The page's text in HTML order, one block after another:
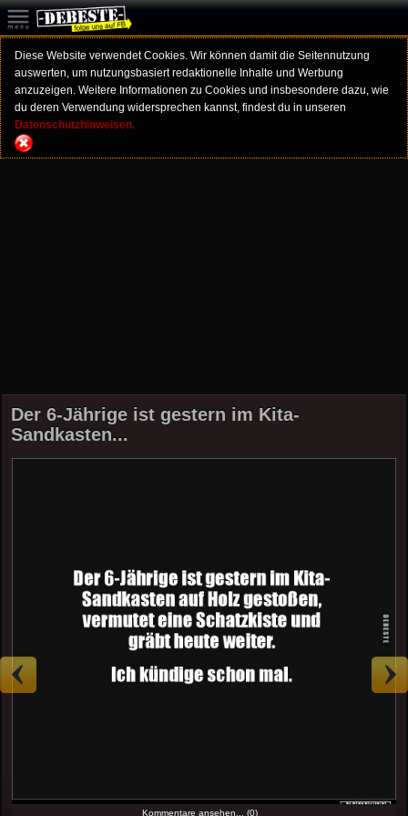
Diese Website verwendet Cookies. Wir können damit die Seitennutzung
auswerten, um nutzungsbasiert redaktionelle Inhalte und Werbung
anzuzeigen. Weitere Informationen zu Cookies und insbesondere dazu, wie
du deren Verwendung widersprechen kannst, findest du in unseren
Datenschutzhinweisen.
Der 6-Jährige ist gestern im Kita-
Sandkasten...
Kommentare ansehen... (0)